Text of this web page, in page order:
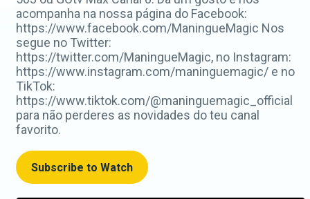
acompanha na nossa página do Facebook:
https://www.facebook.com/ManingueMagic Nos
segue no Twitter:
https://twitter.com/ManingueMagic, no Instagram:
https://www.instagram.com/maninguemagic/ e no
TikTok:
https://www.tiktok.com/@maninguemagic_official
para não perderes as novidades do teu canal
favorito.
Subscribe to Watch